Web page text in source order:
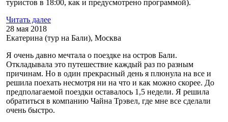
туристов в 18:00, как и предусмотрено программой).
Читать далее
28 мая 2018
Екатерина (тур на Бали), Москва
Я очень давно мечтала о поездке на остров Бали.
Откладывала это путешествие каждый раз по разным
причинам. Но в один прекрасный день я плюнула на все и
решила поехать несмотря ни на что и как можно скорее. До
предполагаемой поездки оставалось 1,5 недели. Я решила
обратиться в компанию Чайна Трэвел, где мне все сделали
очень быстро.